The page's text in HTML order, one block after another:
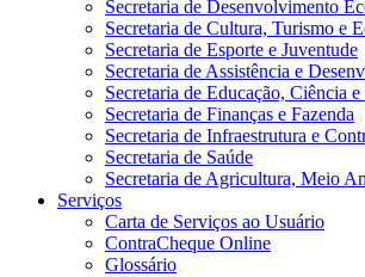
Secretaria de Desenvolvimento
Secretaria de Cultura, Turismo e
Secretaria de Esporte e Juventude
Secretaria de Assistência e
Secretaria de Educação, Ciência
Secretaria de Finanças e Fazenda
Secretaria de Infraestrutura e
Secretaria de Saúde
Secretaria de Agricultura, Meio
Serviços
Carta de Serviços ao Usuário
ContraCheque Online
Glossário